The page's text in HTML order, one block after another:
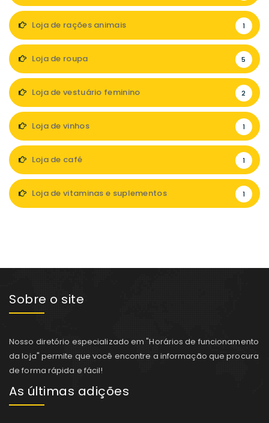
Loja de rações animais 1
Loja de roupa 5
Loja de vestuário feminino 2
Loja de vinhos 1
Loja de café 1
Loja de vitaminas e suplementos 1
Sobre o site
Nosso diretório especializado em "Horários de funcionamento
da loja" permite que você encontre a informação que procura
de forma rápida e fácil!
As últimas adições